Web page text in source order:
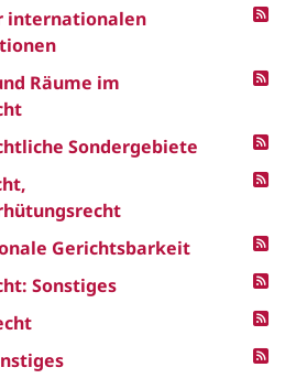
internationalen
Räume im
Sondergebiete
Gerichtsbarkeit
Sonstiges